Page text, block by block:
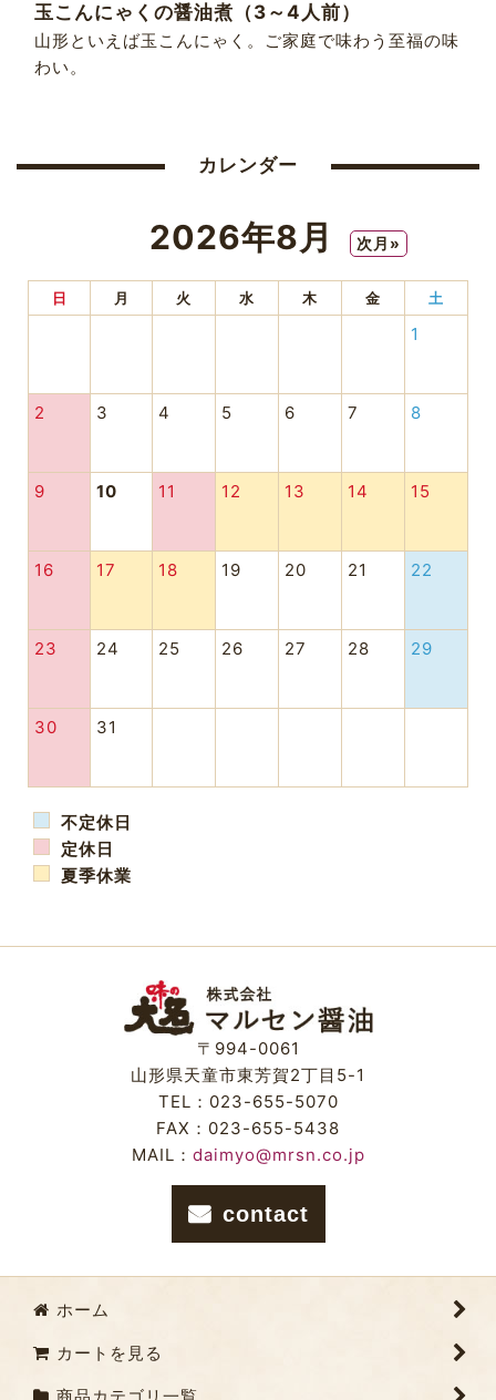
玉こんにゃくの醤油煮（3～4人前）
山形といえば玉こんにゃく。ご家庭で味わう至福の味
わい。
カレンダー
2026年8月 次月»
日 月 火 水 木 金 土
1
2 3 4 5 6 7 8
9 10 11 12 13 14 15
16 17 18 19 20 21 22
23 24 25 26 27 28 29
30 31
不定休日
定休日
夏季休業
〒994-0061
山形県天童市東芳賀2丁目5-1
TEL：023-655-5070
FAX：023-655-5438
MAIL： daimyo@mrsn.co.jp
contact
ホーム
カートを見る